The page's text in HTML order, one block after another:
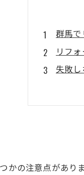
群馬
リフ
失敗
見積
施工
かの注意点があり